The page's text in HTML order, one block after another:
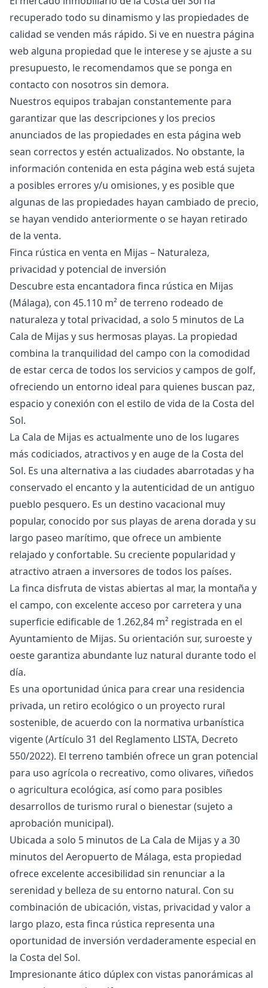
recuperado todo su dinamismo y las propiedades de
calidad se venden más rápido. Si ve en nuestra página
web alguna propiedad que le interese y se ajuste a su
presupuesto, le recomendamos que se ponga en
contacto con nosotros sin demora.
Nuestros equipos trabajan constantemente para
garantizar que las descripciones y los precios
anunciados de las propiedades en esta página web
sean correctos y estén actualizados. No obstante, la
información contenida en esta página web está ‌sujeta
‌a ‌posibles ‌errores ‌y/u omisiones, y es posible ‌que
‌algunas ‌de las propiedades ‌hayan ‌cambiado ‌de ‌precio,
se ‌hayan vendido anteriormente ‌o ‌se ‌hayan ‌retirado
‌de ‌la ‌venta.
Finca rústica en venta en Mijas – Naturaleza,
privacidad y potencial de inversión
Descubre esta encantadora finca rústica en Mijas
(Málaga), con 45.110 m² de terreno rodeado de
naturaleza y total privacidad, a solo 5 minutos de La
Cala de Mijas y sus hermosas playas. La propiedad
combina la tranquilidad del campo con la comodidad
de estar cerca de todos los servicios y campos de golf,
ofreciendo un entorno ideal para quienes buscan paz,
espacio y conexión con el estilo de vida de la Costa del
Sol.
La Cala de Mijas es actualmente uno de los lugares
más codiciados, atractivos y en auge de la Costa del
Sol. Es una alternativa a las ciudades abarrotadas y ha
conservado el encanto y la autenticidad de un antiguo
pueblo pesquero. Es un destino vacacional muy
popular, conocido por sus playas de arena dorada y su
largo paseo marítimo, que ofrece un ambiente
relajado y confortable. Su creciente popularidad y
atractivo atraen a inversores de todos los países.
La finca disfruta de vistas abiertas al mar, la montaña y
el campo, con excelente acceso por carretera y una
superficie edificable de 1.262,84 m² registrada en el
Ayuntamiento de Mijas. Su orientación sur, suroeste y
oeste garantiza abundante luz natural durante todo el
día.
Es una oportunidad única para crear una residencia
privada, un retiro ecológico o un proyecto rural
sostenible, de acuerdo con la normativa urbanística
vigente (Artículo 31 del Reglamento LISTA, Decreto
550/2022). El terreno también ofrece un gran potencial
para uso agrícola o recreativo, como olivares, viñedos
o agricultura ecológica, así como para posibles
desarrollos de turismo rural o bienestar (sujeto a
aprobación municipal).
Ubicada a solo 5 minutos de La Cala de Mijas y a 30
minutos del Aeropuerto de Málaga, esta propiedad
ofrece excelente accesibilidad sin renunciar a la
serenidad y belleza de su ‌entorno ‌natural. ‌Con ‌su
‌combinación de ubicación, vistas, privacidad ‌y ‌valor ‌a
largo plazo, ‌esta ‌finca ‌rústica ‌representa una
‌oportunidad de inversión ‌verdaderamente ‌especial ‌en
‌la ‌Costa ‌del ‌Sol.
Impresionante ático dúplex con vistas panorámicas al